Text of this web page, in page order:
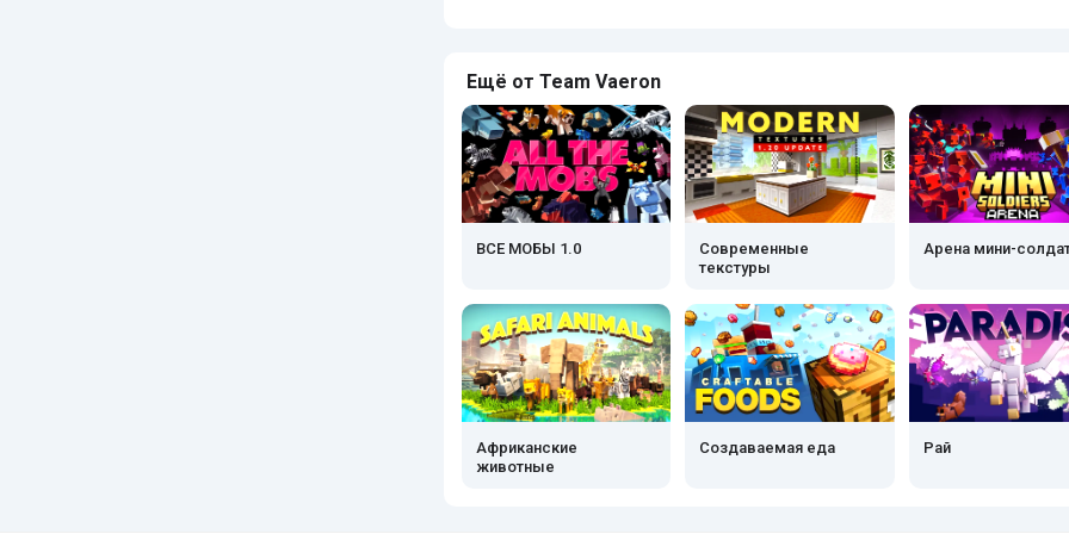
Ещё от Team Vaeron
ВСЕ МОБЫ 1.0
Современные
текстуры
Арена мини-
Африканские
животные
Создаваемая еда Рай